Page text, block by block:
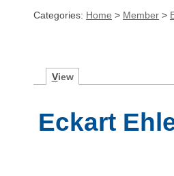
Categories: Home > Member >
View
Eckart